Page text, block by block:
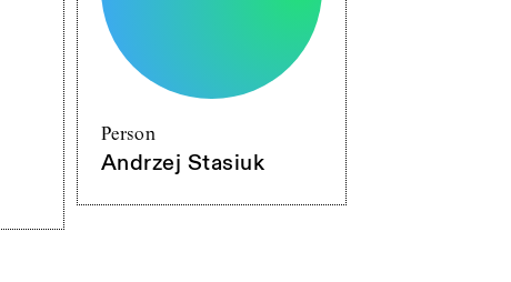
Person
Andrzej Stasiuk